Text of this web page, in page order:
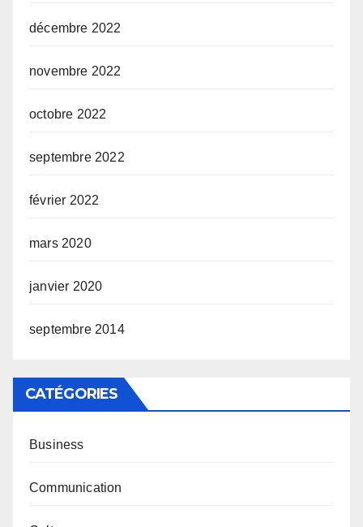
décembre 2022
novembre 2022
octobre 2022
septembre 2022
février 2022
mars 2020
janvier 2020
septembre 2014
CATÉGORIES
Business
Communication